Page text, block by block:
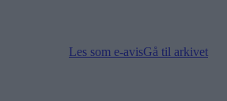
Les som e-avisGå til arkivet